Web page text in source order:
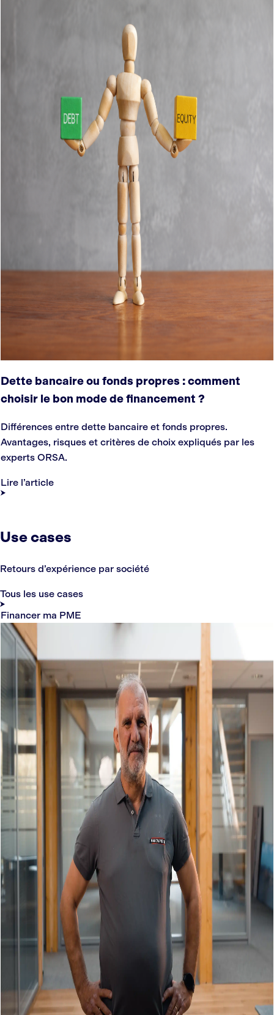
Dette bancaire ou fonds propres : comment
choisir le bon mode de financement ?
Différences entre dette bancaire et fonds propres.
Avantages, risques et critères de choix expliqués par les
experts ORSA.
Lire l’article
Use cases
Retours d’expérience par société
Tous les use cases
Financer ma PME